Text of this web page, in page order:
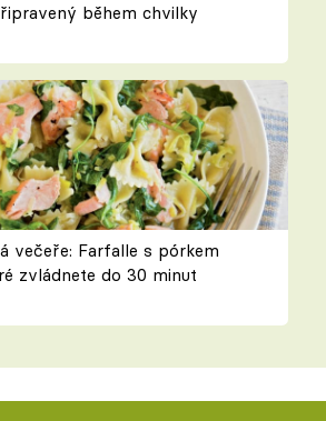
během chvilky
večeře: Farfalle s pórkem
zvládnete do 30 minut